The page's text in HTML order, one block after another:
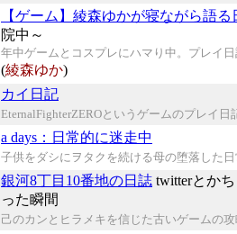
【ゲーム】綾森ゆかが寝ながら語る
院中～
年中ゲームとコスプレにハマり中。プレイ日
(綾森ゆか)
カイ日記
EternalFighterZEROというゲームのプレイ日
a days：日常的に迷走中
子供をダシにヲタクを続ける母の堕落した日
銀河8丁目10番地の日誌 twitterとか
った瞬間
己のカンとヒラメキを信じた古いゲームの攻